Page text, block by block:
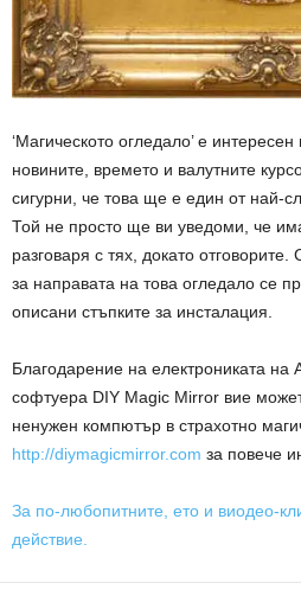
‘Магическото огледало’ е
новините, времето и валутните
сигурни, че това ще е един от най-
Той не просто ще ви уведоми, че
разговаря с тях, докато
за направата на това огледало се
описани стъпките за инсталация.
Благодарение на електрониката на
софтуера DIY Magic Mirror вие
ненужен компютър в страхотно
http://diymagicmirror.com за повече
За по-любопитните, ето и виодео-
действие.